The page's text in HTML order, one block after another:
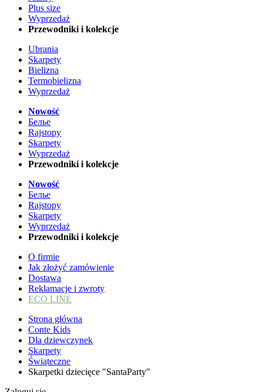
Plus size
Wyprzedaż
Przewodniki i kolekcje
Ubrania
Skarpety
Bielizna
Termobielizna
Wyprzedaż
Nowość
Белье
Rajstopy
Skarpety
Wyprzedaż
Przewodniki i kolekcje
Nowość
Белье
Rajstopy
Skarpety
Wyprzedaż
Przewodniki i kolekcje
O firmie
Jak złożyć zamówienie
Dostawa
Reklamacje i zwroty
ECO LINE
Strona główna
Conte Kids
Dla dziewczynek
Skarpety
Świąteczne
Skarpetki dziecięce "SantaParty"